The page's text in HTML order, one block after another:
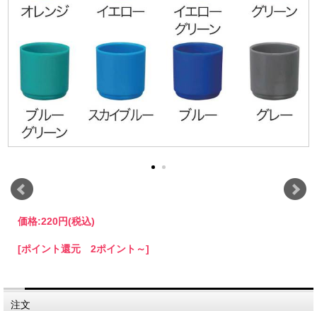
価格:220円(税込)
[ポイント還元 2ポイント～]
注文